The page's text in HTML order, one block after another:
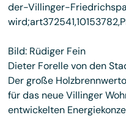
der-Villinger-
Bild: Rüdiger Fein
Dieter Forelle von den
Der große
für das neue Villinger
entwickelten